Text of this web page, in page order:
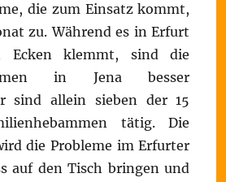
die zum Einsatz kommt,
zu. Während es in Erfurt
Ecken klemmt, sind die
in Jena besser
sind allein sieben der 15
tätig. Die
die Probleme im Erfurter
auf den Tisch bringen und